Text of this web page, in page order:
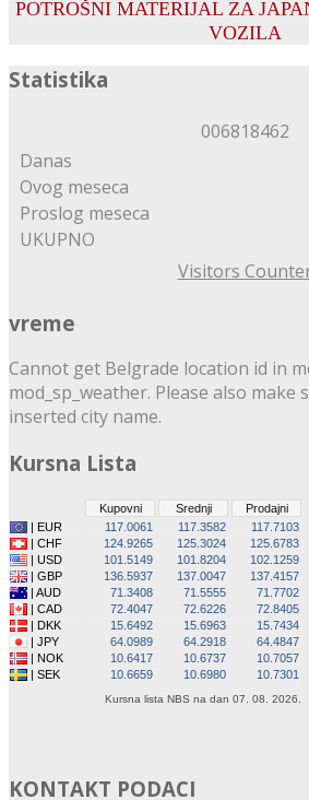
POTROŠNI MATERIJAL ZA
VOZILA
Statistika
006818462
Danas
Ovog meseca
Proslog meseca
UKUPNO
Visitors
vreme
Cannot get Belgrade location id in
mod_sp_weather. Please also make
inserted city name.
Kursna Lista
KONTAKT PODACI